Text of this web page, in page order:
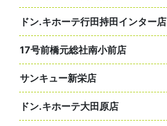
ドン.キホーテ行田持田インター店
17号前橋元総社南小前店
サンキュー新栄店
ドン.キホーテ大田原店